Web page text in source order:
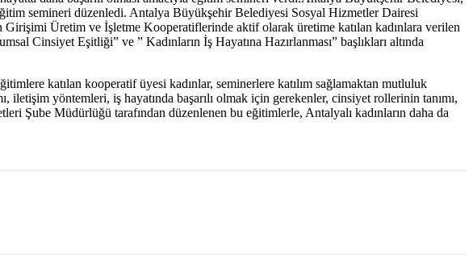
semineri düzenledi. Antalya Büyükşehir Belediyesi Sosyal Hizmetler Dairesi
Üretim ve İşletme Kooperatiflerinde aktif olarak üretime katılan kadınlara verilen
Cinsiyet Eşitliği” ve ” Kadınların İş Hayatına Hazırlanması” başlıkları altında
katılan kooperatif üyesi kadınlar, seminerlere katılım sağlamaktan mutluluk
yöntemleri, iş hayatında başarılı olmak için gerekenler, cinsiyet rollerinin tanımı,
Şube Müdürlüğü tarafından düzenlenen bu eğitimlerle, Antalyalı kadınların daha da